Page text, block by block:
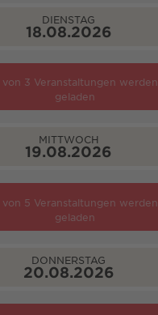
DIENSTAG
18.08.2026
von 3 Veranstaltungen werden
geladen
MITTWOCH
19.08.2026
von 5 Veranstaltungen werden
geladen
DONNERSTAG
20.08.2026